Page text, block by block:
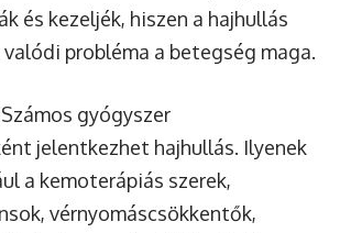
és kezeljék, hiszen a hajhullás
probléma a betegség maga.
Számos gyógyszer
jelentkezhet hajhullás. Ilyenek
a kemoterápiás szerek,
vérnyomáscsökkentők,